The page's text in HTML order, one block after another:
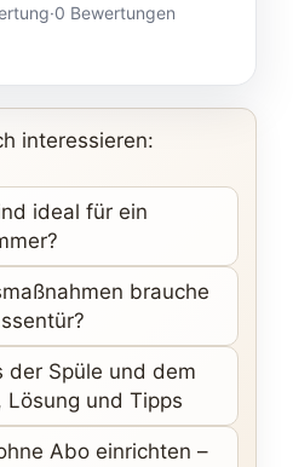
·0 Bewertungen
interessieren:
ideal für ein
brauche
der Spüle und dem
und Tipps
Abo einrichten –